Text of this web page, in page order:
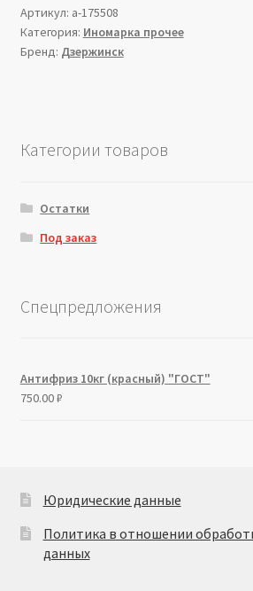
Артикул: a-175508
Категория: Иномарка прочее
Бренд: Дзержинск
Категории товаров
Остатки
Под заказ
Спецпредложения
Антифриз 10кг (красный) "ГОСТ"
750.00₽
Юридические данные
Политика в отношении
данных